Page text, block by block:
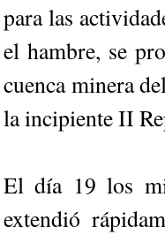
para las
el hambre, se
cuenca minera
la incipiente II
El día 19 los
extendió